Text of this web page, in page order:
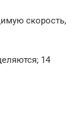
скорость,
14